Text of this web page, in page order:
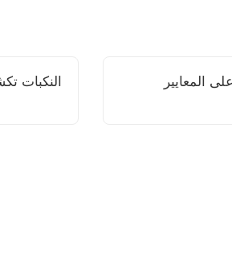
المعايير
النكبات